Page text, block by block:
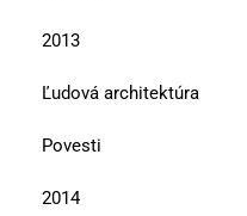
2013
Ľudová architektúra
Povesti
2014